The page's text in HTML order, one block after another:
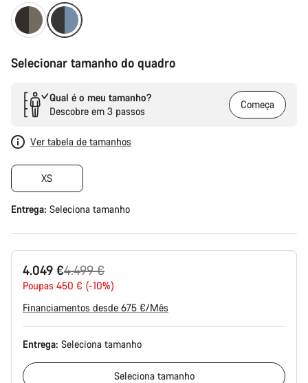
Selecionar tamanho do quadro
Qual é o meu tamanho?
Descobre em 3 passos
Começa
Ver tabela de tamanhos
XS
Entrega: Seleciona tamanho
4.049 €
Preço
Original
4.499 €
Poupas 450 € (-10%)
Financiamentos desde 675 €/Mês
Entrega: Seleciona tamanho
Seleciona tamanho